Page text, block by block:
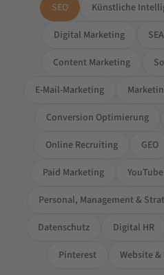
SEO Künstliche
Digital Marketing
SEA
Content Marketing
E-Mail-Marketing
Conversion Optimierung
Online Recruiting
GEO
Paid Marketing
YouTube
Personal, Management &
Datenschutz
Digital HR
Pinterest
Website &